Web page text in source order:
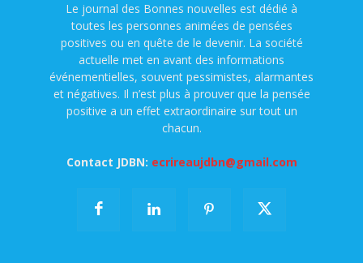
Le journal des Bonnes nouvelles est dédié à
toutes les personnes animées de pensées
positives ou en quête de le devenir. La société
actuelle met en avant des informations
événementielles, souvent pessimistes, alarmantes
et négatives. Il n’est plus à prouver que la pensée
positive a un effet extraordinaire sur tout un
chacun.
Contact JDBN: ecrireaujdbn@gmail.com